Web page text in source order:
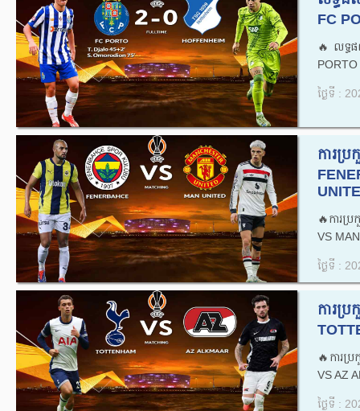
FC
🔥លទ្ធ
ថ្ងៃទី :
ការប្
🔥ការប្
VS
ថ្ងៃទី :
ការប្
🔥ការប្
VS AZ
ថ្ងៃទី :